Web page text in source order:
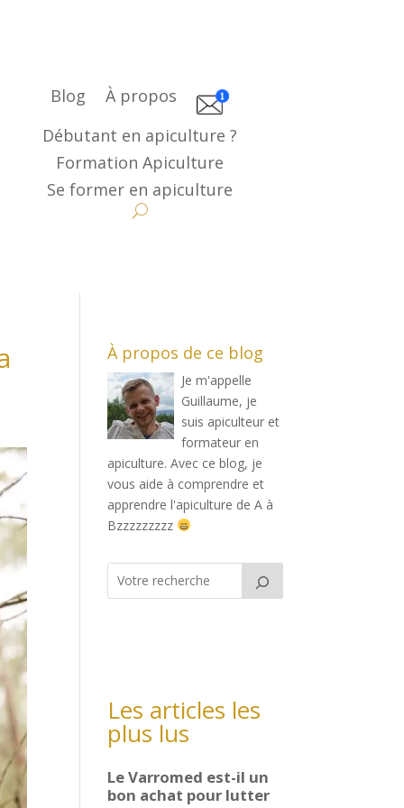
Blog
À propos
Débutant en apiculture ?
Formation Apiculture
Se former en apiculture
À propos de ce blog
Je m'appelle
Guillaume, je
suis apiculteur et
formateur en
apiculture. Avec ce blog, je
vous aide à comprendre et
apprendre l'apiculture de A à
Bzzzzzzzzz
Les articles les
plus lus